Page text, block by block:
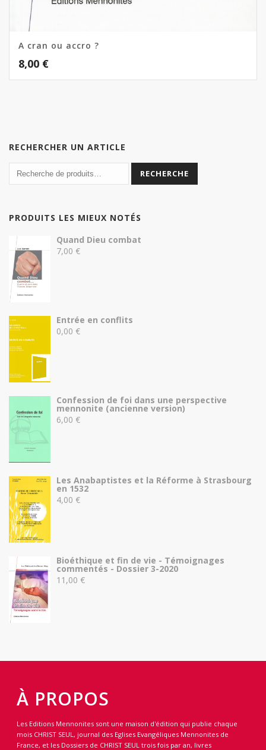
A cran ou accro ?
8,00 €
RECHERCHER UN ARTICLE
RECHERCHE
PRODUITS LES MIEUX NOTÉS
Quand Dieu combat
7,00 €
Entrée en conflits
0,00 €
Confession de foi dans une perspective
mennonite (ancienne version)
6,00 €
Les Anabaptistes et la Réforme à Strasbourg
en 1532
4,00 €
Bioéthique et fin de vie - Témoignages
commentés - Dossier 3-2020
11,00 €
À PROPOS
Les Editions Mennonites sont une maison d'édition qui publie chaque
mois CHRIST SEUL, journal des Eglises Evangéliques Mennonites de
France, et les Dossiers de CHRIST SEUL trois fois par an, livres